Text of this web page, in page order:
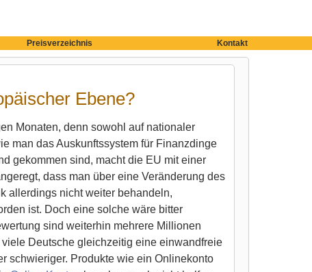
Preisverzeichnis Kontakt
Ebene?
Monaten, denn sowohl auf nationaler
man das Auskunftssystem für Finanzdinge
gekommen sind, macht die EU mit einer
dass man über eine Veränderung des
allerdings nicht weiter behandeln,
ist. Doch eine solche wäre bitter
sind weiterhin mehrere Millionen
Deutsche gleichzeitig eine einwandfreie
schwieriger. Produkte wie ein Onlinekonto